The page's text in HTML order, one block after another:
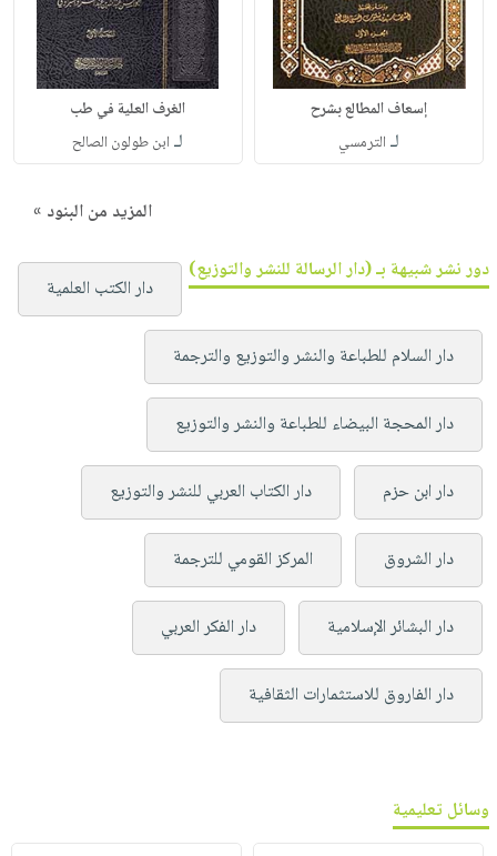
إسعاف المطالع بشرح
لـ الترمسي
الغرف العلية في طب
لـ ابن طولون الصالح
المزيد من البنود »
دور نشر شبيهة بـ (دار الرسالة للنشر والتوزيع)
دار الكتب العلمية
دار السلام للطباعة والنشر والتوزيع والترجمة
دار المحجة البيضاء للطباعة والنشر والتوزيع
دار ابن حزم دار الكتاب العربي للنشر والتوزيع
دار الشروق المركز القومي للترجمة
دار البشائر الإسلامية دار الفكر العربي
دار الفاروق للاستثمارات الثقافية
وسائل تعليمية